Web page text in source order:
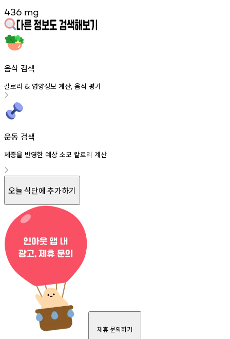
436 mg
음식 검색
칼로리 & 영양정보 계산, 음식 평가
운동 검색
체중을 반영한 예상 소모 칼로리 계산
오늘 식단에 추가하기
제휴 문의하기